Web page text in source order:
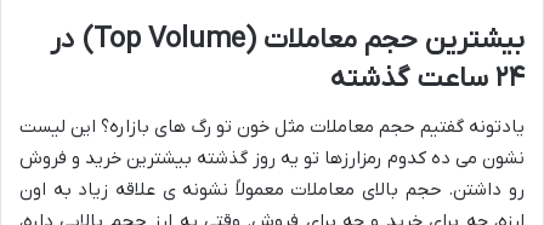
بیشترین حجم معاملات (Top Volume) در
۲۴ ساعت گذشته
یادتونه گفتیم حجم معاملات مثل خون تو رگ های بازاره؟ این لیست
نشون می ده کدوم رمزارزها تو یه روز گذشته بیشترین خرید و فروش
رو داشتن. حجم بالای معاملات معمولاً نشونه ی علاقه زیاد به اون